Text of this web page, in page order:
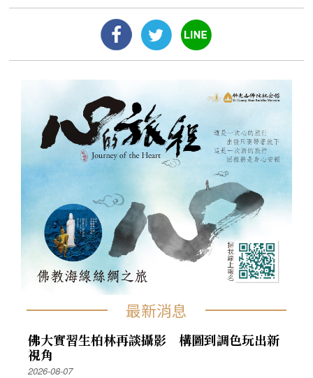
最新消息
佛大實習生柏林再談攝影 構圖到調色玩出新
視角
2026-08-07